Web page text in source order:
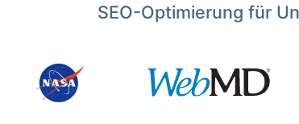
SEO-Optimierung für